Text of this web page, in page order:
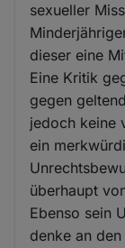
sexueller
dieser eine
Eine Kritik
gegen
jedoch keine
ein
überhaupt
Ebenso sein
denke an